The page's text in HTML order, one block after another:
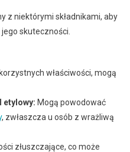
z niektórymi składnikami, aby
skuteczności.
właściwości, mogą
etylowy: Mogą powodować
, zwłaszcza u osób z wrażliwą
złuszczające, co może